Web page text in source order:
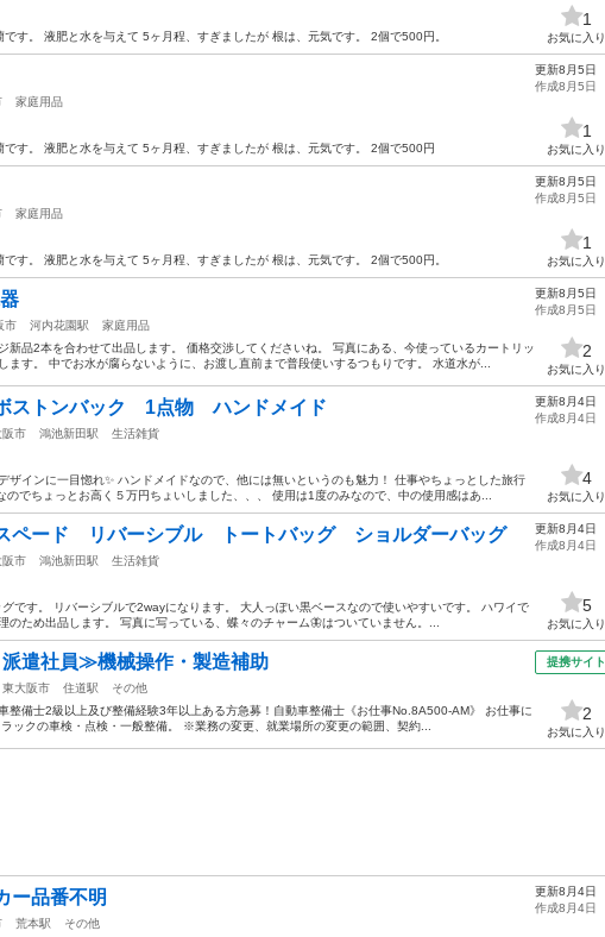
す。 液肥と水を与えて 5ヶ月程、すぎましたが 根は、元気です。 2個で500円。
1
お気に入り
家庭用品
です。 液肥と水を与えて 5ヶ月程、すぎましたが 根は、元気です。 2個で500円
更新8月5日
作成8月5日
1
お気に入り
家庭用品
す。 液肥と水を与えて 5ヶ月程、すぎましたが 根は、元気です。 2個で500円。
更新8月5日
作成8月5日
1
お気に入り
市 河内花園駅
家庭用品
新品2本を合わせて出品します。 価格交渉してくださいね。 写真にある、今使っているカートリッ
ます。 中でお水が腐らないように、お渡し直前まで普段使いするつもりです。 水道水が...
更新8月5日
作成8月5日
2
お気に入り
ストンバック 1点物 ハンドメイド
阪市 鴻池新田駅
生活雑貨
インに一目惚れ✨ ハンドメイドなので、他には無いというのも魅力！ 仕事やちょっとした旅行
のでちょっとお高く５万円ちょいしました、、、 使用は1度のみなので、中の使用感はあ...
更新8月4日
作成8月4日
4
お気に入り
スペード リバーシブル トートバッグ ショルダーバッグ
阪市 鴻池新田駅
生活雑貨
です。 リバーシブルで2wayになります。 大人っぽい黒ベースなので使いやすいです。 ハワイで
のため出品します。 写真に写っている、蝶々のチャーム🦋はついていません。...
更新8月4日
作成8月4日
5
お気に入り
遣社員≫機械操作・製造補助
東大阪市 住道駅
その他
整備士2級以上及び整備経験3年以上ある方急募！自動車整備士《お仕事No.8A500-AM》 お仕事に
ックの車検・点検・一般整備。 ※業務の変更、就業場所の変更の範囲、契約...
提携サイト
2
お気に入り
ー品番不明
荒本駅 その他
更新8月4日
作成8月4日